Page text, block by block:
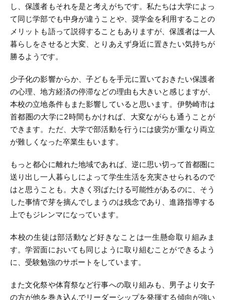
し、保護者もそれを是と考えがちです。私たちは大学によっ
て同じ学部でも中身が違うことや、奨学金を利用することの
メリットも語って説得することもありますが、保護者は一人
暮らしをさせると大変、とりあえず身近に置きたい気持ちが
勝るようです。
少子化の影響からか、子どもを手元に置いておきたい保護者
の心理、地方経済の停滞などの理由も大きいと感じますが、
本校の立地条件もまた影響していると思います。伊勢崎市は
首都圏の大学に2時間もかければ、大変ながらも通うことが
できます。ただ、大学で部活動を行うには疲労が重なり両立
が難しくなった卒業生もいます。
もっと都心に離れた地域であれば、逆に思い切って首都圏に
送り出し一人暮らしによって学生生活を充実させられるので
はと思うことも。大きく羽ばたける可能性があるのに、そう
した事情で芽を摘んでしまうのは残念であり、進路指導する
上でもジレンマになっています。
本校の生徒は部活動など好きなことは一生懸命取り組みま
す。学習面においても同じように取り組むことができるよう
に、受験勉強のサポートをしています。
また文化祭や体育祭など行事への取り組みも、男子より女子
の方が他を巻き込んでリーダーシップを発揮する傾向が強い